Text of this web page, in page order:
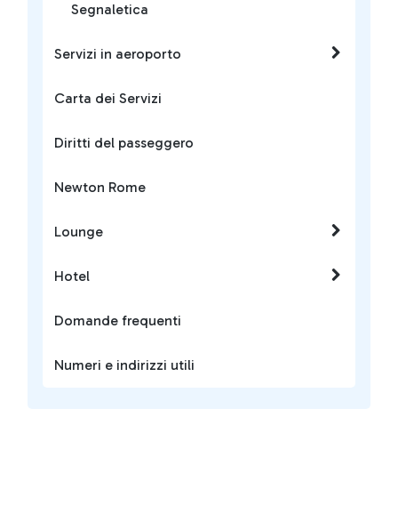
Segnaletica
Servizi in aeroporto
Carta dei Servizi
Diritti del passeggero
Newton Rome
Lounge
Hotel
Domande frequenti
Numeri e indirizzi utili